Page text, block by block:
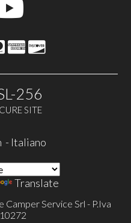
256
SITE
- Italiano
Translate
Camper Service Srl - P.Iva